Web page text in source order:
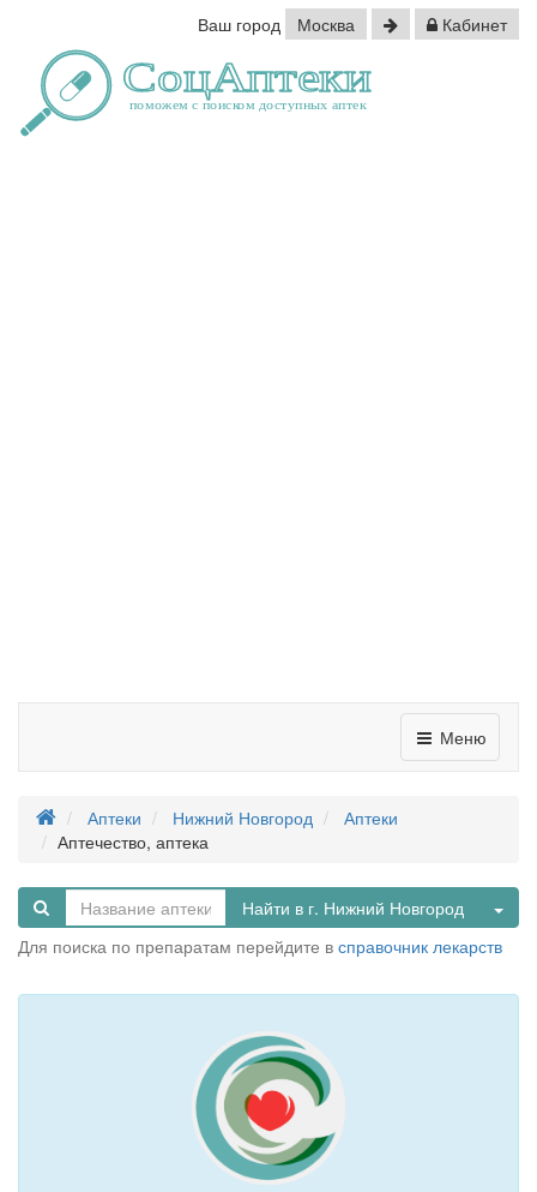
Ваш город Москва Кабинет
Меню
Аптеки Нижний Новгород
Аптеки
Аптечество, аптека
Найти в г. Нижний Новгород
Для поиска по препаратам перейдите в справочник лекарств